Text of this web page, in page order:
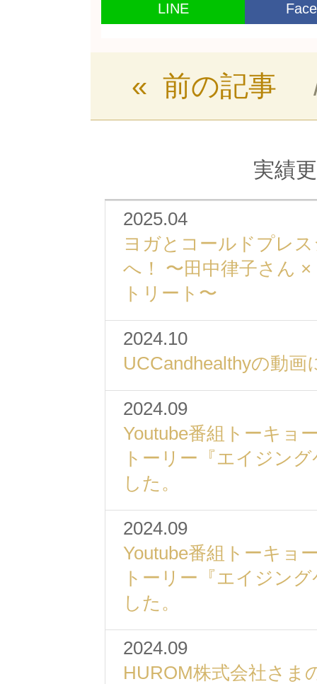
LINE
« 前の記事
実績
2025.04
ヨガとコールドプレ
へ！ 〜田中律子さん
トリート〜
2024.10
UCCandhealthyの動
2024.09
Youtube番組トーキョ
トーリー『エイジン
した。
2024.09
Youtube番組トーキョ
トーリー『エイジン
した。
2024.09
HUROM株式会社さま